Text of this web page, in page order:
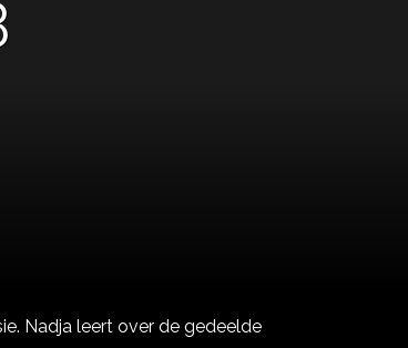
Nadja leert over de gedeelde